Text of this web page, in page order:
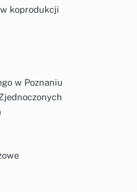
koprodukcji
w Poznaniu